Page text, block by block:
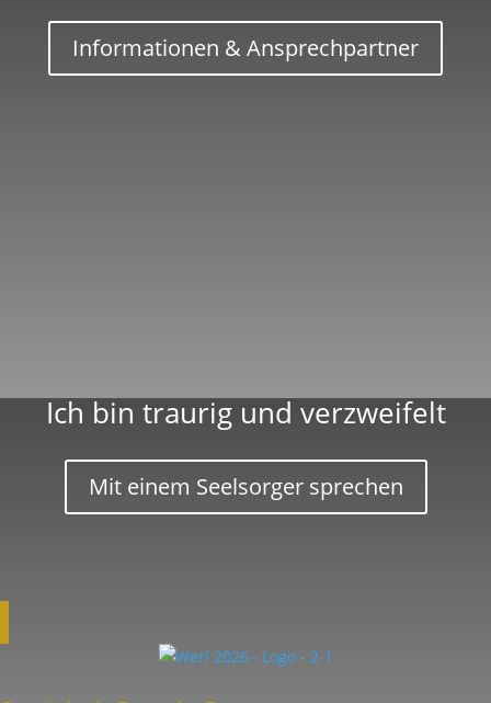
Infor­ma­tionen & Ansprechpartner
Ich bin traurig und verzweifelt
Mit einem Seel­sorger sprechen